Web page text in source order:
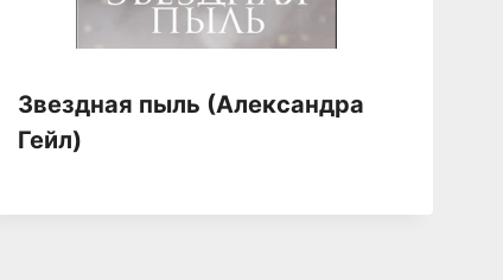
Звездная пыль (Александра
Гейл)